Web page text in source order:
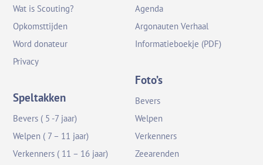
Wat is Scouting?
Opkomsttijden
Word donateur
Privacy
Speltakken
Bevers ( 5 -7 jaar)
Welpen ( 7 – 11 jaar)
Verkenners ( 11 – 16 jaar)
Agenda
Argonauten Verhaal
Informatieboekje (PDF)
Foto’s
Bevers
Welpen
Verkenners
Zeearenden